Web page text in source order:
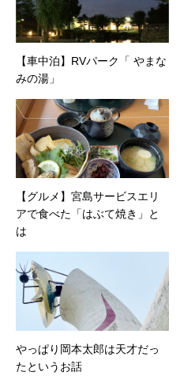
【車中泊】RVパーク「 やまな
みの湯」
【グルメ】宮島サービスエリ
アで食べた「はぶて焼き」と
は
やっぱり岡本太郎は天才だっ
たというお話